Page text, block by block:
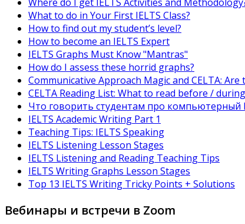
What to do in Your First IELTS Class?
How to find out my student’s level?
How to become an IELTS Expert
IELTS Graphs Must Know "Mantras"
How do I assess these horrid graphs?
Communicative Approach Magic and CELTA: Are
CELTA Reading List: What to read before / during
Что говорить студентам про компьютерный
IELTS Academic Writing Part 1
Teaching Tips: IELTS Speaking
IELTS Listening Lesson Stages
IELTS Listening and Reading Teaching Tips
IELTS Writing Graphs Lesson Stages
Top 13 IELTS Writing Tricky Points + Solutions
Вебинары и встречи в Zoom